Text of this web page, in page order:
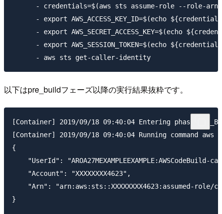
- credentials=$(aws sts assume-role --role-
- export AWS_ACCESS_KEY_ID=$(echo
- export AWS_SECRET_ACCESS_KEY=$(echo
- export AWS_SESSION_TOKEN=$(echo
以下はpre_buildフェーズ以降の実行結果抜粋です。
[Container] 2019/09/18 09:40:04 Entering phase
[Container] 2019/09/18 09:40:04 Running command
{
"UserId": "AROA27MEXAMPLEEXAMPLE:AWSCodeBuild-
    "Account": "XXXXXXXX4623",
"Arn": "arn:aws:sts::XXXXXXXX4623:assumed-role/
}